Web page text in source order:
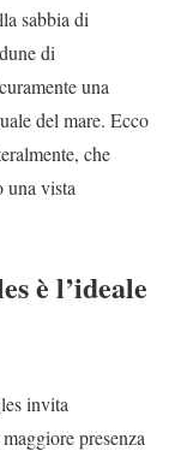
sabbia di
di
una
del mare. Ecco
che
una vista
è l’ideale
invita
presenza